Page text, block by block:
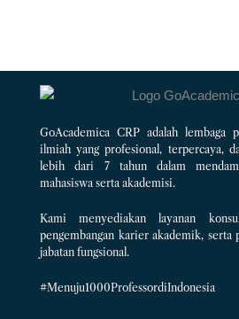
GoAcademica CRP adalah lembaga
ilmiah yang profesional, terpercaya,
lebih dari 7 tahun dalam
mahasiswa serta akademisi.
Kami menyediakan layanan
pengembangan karier akademik, serta
jabatan fungsional.
#Menuju1000ProfessordiIndonesia